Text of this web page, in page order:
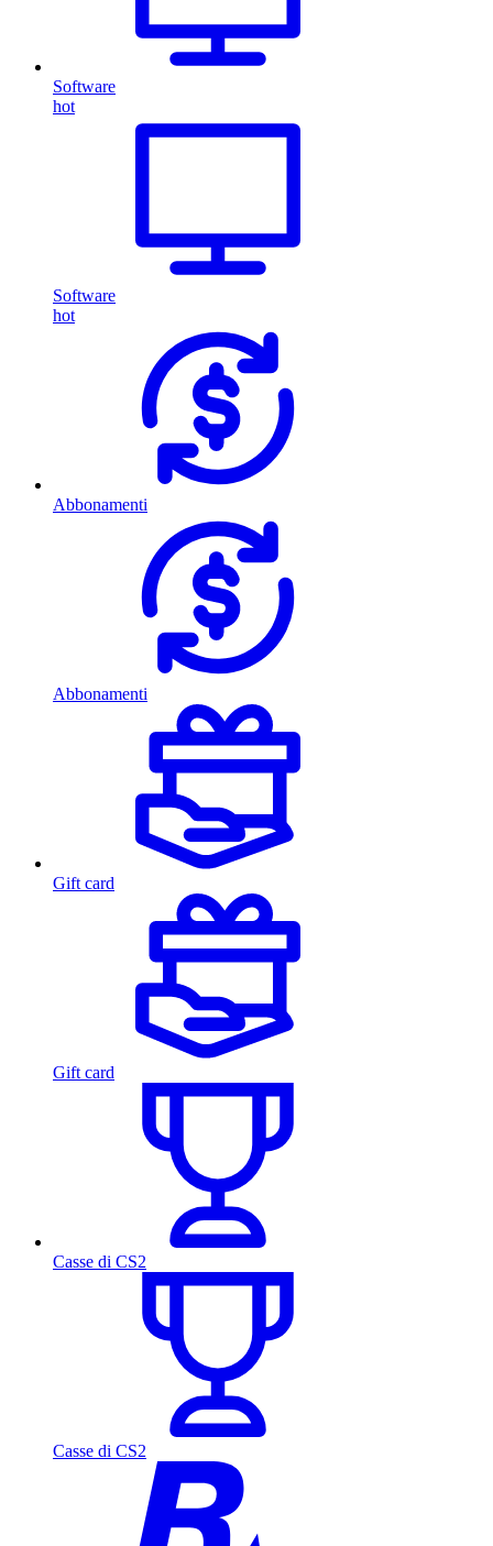
Software
hot
Software
hot
Abbonamenti
Abbonamenti
Gift card
Gift card
Casse di CS2
Casse di CS2